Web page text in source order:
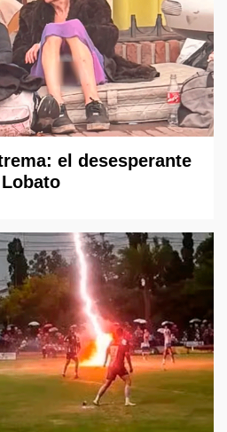
el desesperante